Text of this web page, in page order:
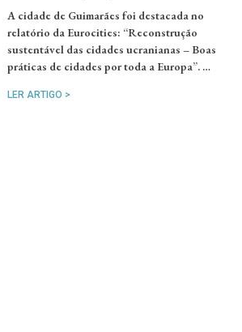
A cidade de Guimarães foi destacada no
relatório da Eurocities: “Reconstrução
sustentável das cidades ucranianas – Boas
práticas de cidades por toda a Europa”. …
LER ARTIGO >